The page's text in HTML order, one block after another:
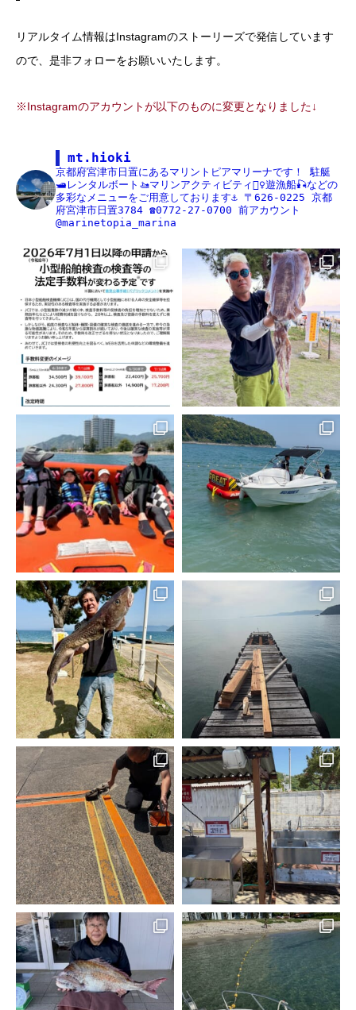
リアルタイム情報はInstagramのストーリーズで発信しています
ので、是非フォローをお願いいたします。
※Instagramのアカウントが以下のものに変更となりました↓
mt.hioki
京都府宮津市日置にあるマリントピアマリーナです！
駐艇
🛥レンタルボート🚤マリンアクティビティ🏄‍♀️遊漁船🎣などの
多彩なメニューをご用意しております⚓️ 〒626-0225 京都
府宮津市日置3784 ☎️0772-27-0700 前アカウント
@marinetopia_marina